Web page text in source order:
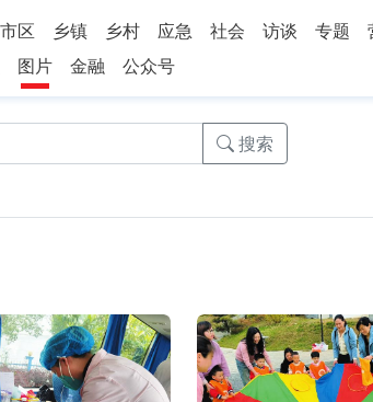
区 乡镇 乡村 应急 社会 访谈 专题
图片 金融 公众号
搜索